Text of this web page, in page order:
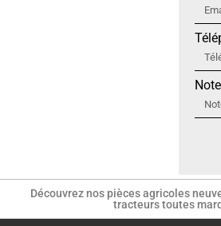
Note
Découvrez nos pièces agricoles
tracteurs toutes